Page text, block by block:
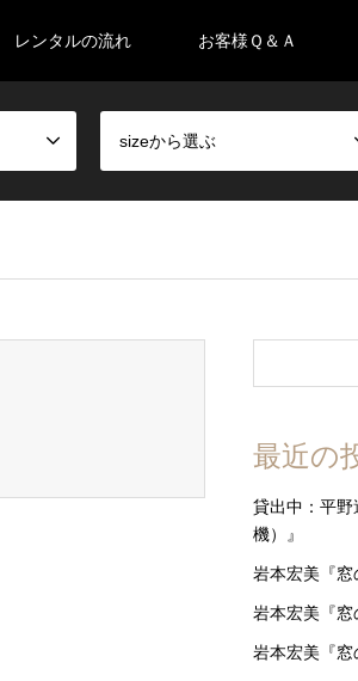
レンタルの流れ お客様Ｑ＆Ａ
sizeから選ぶ
最近の
貸出中：平
機）』
岩本宏美『窓
岩本宏美『窓
岩本宏美『窓